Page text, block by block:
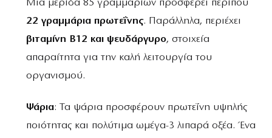
Μια μερίδα 85 γραμμαρίων προσφέρει περίπου
22 γραμμάρια πρωτεΐνης. Παράλληλα, περιέχει
βιταμίνη Β12 και ψευδάργυρο, στοιχεία
απαραίτητα για την καλή λειτουργία του
οργανισμού.
Ψάρια: Τα ψάρια προσφέρουν πρωτεΐνη υψηλής
ποιότητας και πολύτιμα ωμέγα-3 λιπαρά οξέα. Ένα